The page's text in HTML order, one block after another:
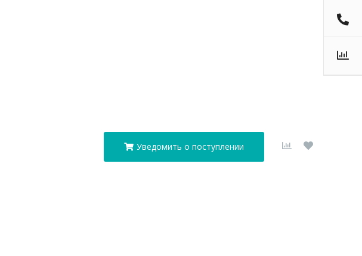
Уведомить о поступлении